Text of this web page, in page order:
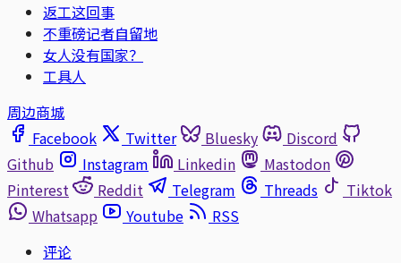
返工这回事
不重磅记者自留地
女人没有国家？
工具人
周边商城
Facebook
Twitter Bluesky
Discord
Github
Instagram Linkedin
Mastodon
Pinterest
Reddit Telegram Threads
Tiktok
Whatsapp
Youtube
RSS
评论